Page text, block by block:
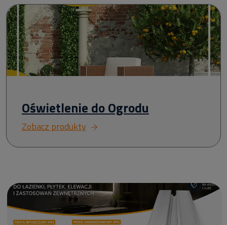
Oświetlenie do Ogrodu
Zobacz produkty